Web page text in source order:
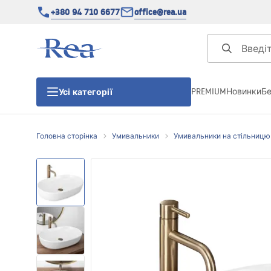
+380 94 710 6677 office@rea.ua
Усі категорії
Душові двері
Душові лінійні зливи
PREMIUMНовинки
Головна сторінка Умивальники Умивальники на стільницю